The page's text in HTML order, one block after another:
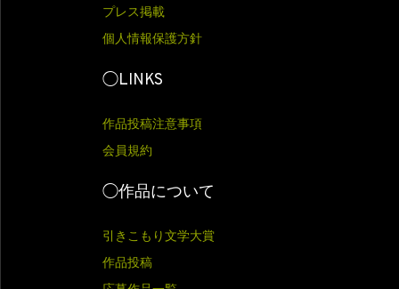
プレス掲載
個人情報保護方針
◯LINKS
作品投稿注意事項
会員規約
◯作品について
引きこもり文学大賞
作品投稿